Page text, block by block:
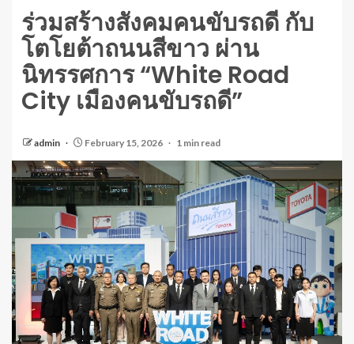
ร่วมสร้างสังคมคนขับรถดี กับ
โตโยต้าถนนสีขาว ผ่าน
นิทรรศการ “White Road
City เมืองคนขับรถดี”
admin February 15, 2026 1 min read